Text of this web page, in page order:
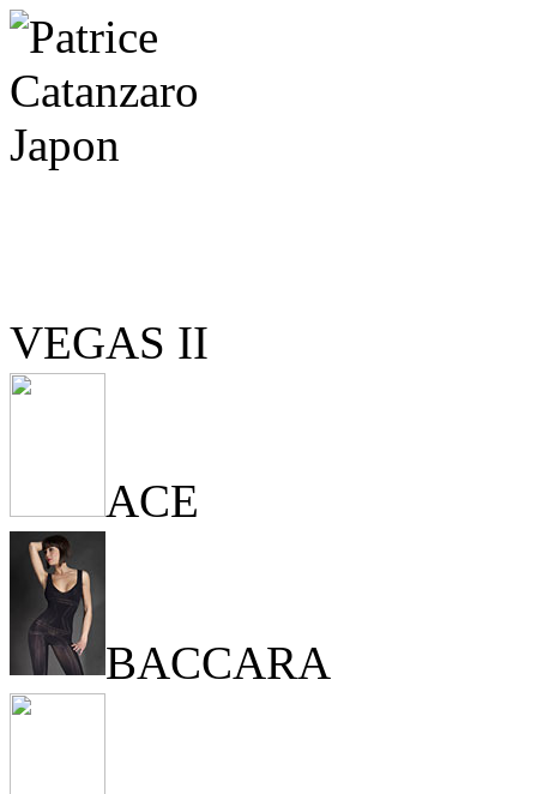
VEGAS II
ACE
BACCARA